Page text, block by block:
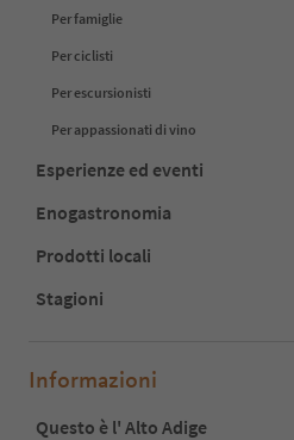
Per famiglie
Per ciclisti
Per escursionisti
Per appassionati di vino
Esperienze ed eventi
Enogastronomia
Prodotti locali
Stagioni
Informazioni
Questo è l' Alto Adige